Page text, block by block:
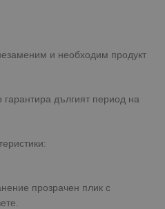
и необходим продукт
гарантира дългият период на
прозрачен плик с